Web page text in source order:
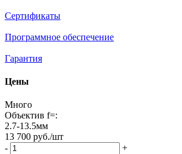
Сертификаты
Программное обеспечение
Гарантия
Цены
Много
Объектив f=:
2.7-13.5мм
13 700 руб./шт
-
+